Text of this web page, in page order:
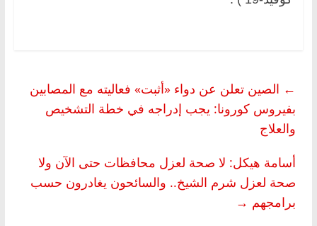
← الصين تعلن عن دواء «أثبت» فعاليته مع المصابين
بفيروس كورونا: يجب إدراجه في خطة التشخيص
والعلاج
أسامة هيكل: لا صحة لعزل محافظات حتى الآن ولا
صحة لعزل شرم الشيخ.. والسائحون يغادرون حسب
برامجهم →